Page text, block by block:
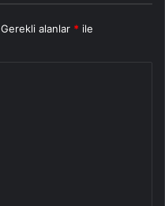
Gerekli alanlar * ile